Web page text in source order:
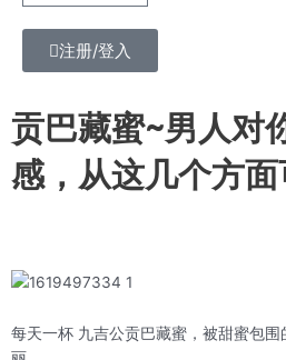
注册/登入
贡巴藏蜜~男人对
感，从这几个方
每天一杯 九吉公贡巴藏蜜，被甜蜜包